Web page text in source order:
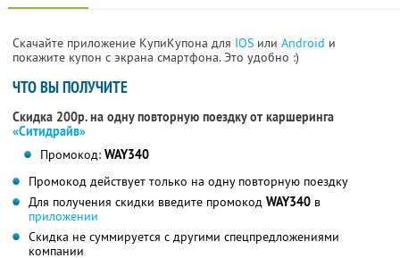
Скачайте приложение КупиКупона для IOS или Android и
покажите купон с экрана смартфона. Это удобно :)
ЧТО ВЫ ПОЛУЧИТЕ
Скидка 200р. на одну повторную поездку от каршеринга
«Ситидрайв»
Промокод: WAY340
Промокод действует только на одну повторную поездку
Для получения скидки введите промокод WAY340 в
приложении
Скидка не суммируется с другими спецпредложениями
компании